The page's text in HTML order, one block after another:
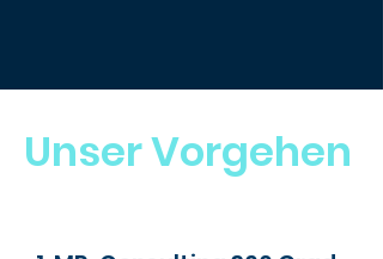
Unser Vorgehen